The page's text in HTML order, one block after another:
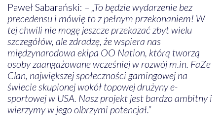
Paweł Sabarański: – „To będzie wydarzenie bez
precedensu i mówię to z pełnym przekonaniem! W
tej chwili nie mogę jeszcze przekazać zbyt wielu
szczegółów, ale zdradzę, że wspiera nas
międzynarodowa ekipa OO Nation, którą tworzą
osoby zaangażowane wcześniej w rozwój m.in. FaZe
Clan, największej społeczności gamingowej na
świecie skupionej wokół topowej drużyny e-
sportowej w USA. Nasz projekt jest bardzo ambitny i
wierzymy w jego olbrzymi potencjał.”